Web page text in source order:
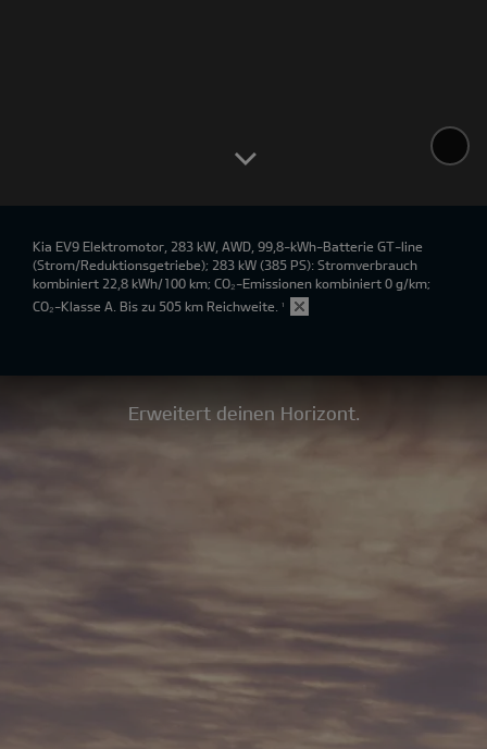
Kia EV9 Elektromotor, 283 kW, AWD, 99,8-kWh-Batterie GT-line
(Strom/Reduktionsgetriebe); 283 kW (385 PS): Stromverbrauch
kombiniert 22,8 kWh/100 km; CO₂-Emissionen kombiniert 0 g/km;
CO₂-Klasse A. Bis zu 505 km Reichweite. ¹
Erweitert deinen Horizont.